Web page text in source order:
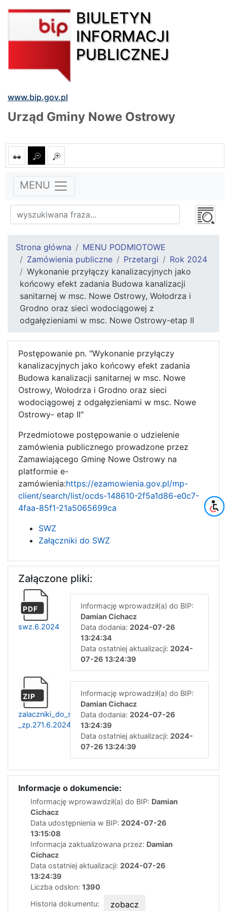
BIULETYN
INFORMACJI
PUBLICZNEJ
www.bip.gov.pl
Urząd Gminy Nowe Ostrowy
MENU
Strona główna
MENU PODMIOTOWE
Zamówienia publiczne
Przetargi
Rok 2024
Wykonanie przyłączy kanalizacyjnych jako
końcowy efekt zadania Budowa kanalizacji
sanitarnej w msc. Nowe Ostrowy, Wołodrza i
Grodno oraz sieci wodociągowej z
odgałęzieniami w msc. Nowe Ostrowy-etap II
Postępowanie pn. "Wykonanie przyłączy
kanalizacyjnych jako końcowy efekt zadania
Budowa kanalizacji sanitarnej w msc. Nowe
Ostrowy, Wołodrza i Grodno oraz sieci
wodociągowej z odgałęzieniami w msc. Nowe
Ostrowy- etap II"
Przedmiotowe postępowanie o udzielenie
zamówienia publicznego prowadzone przez
Zamawiającego Gminę Nowe Ostrowy na
platformie e-
zamówienia:https://ezamowienia.gov.pl/mp-
client/search/list/ocds-148610-2f5a1d86-e0c7-
4faa-85f1-21a5065699ca
SWZ
Załączniki do SWZ
Załączone pliki:
PDF
swz.6.2024
Informację wprowadził(a) do BIP:
Damian Cichacz
Data dodania: 2024-07-26
13:24:34
Data ostatniej aktualizacji: 2024-
07-26 13:24:39
ZIP
zalaczniki_do_swz_-
_zp.271.6.2024
Informację wprowadził(a) do BIP:
Damian Cichacz
Data dodania: 2024-07-26
13:24:39
Data ostatniej aktualizacji: 2024-
07-26 13:24:39
Informacje o dokumencie:
Informację wprowawdził(a) do BIP: Damian
Cichacz
Data udostępnienia w BIP: 2024-07-26
13:15:08
Informacja zaktualizowana przez: Damian
Cichacz
Data ostatniej aktualizacji: 2024-07-26
13:24:39
Liczba odsłon: 1390
Historia dokumentu:
zobacz